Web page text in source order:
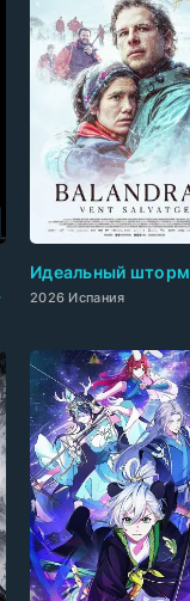
Идеальный шторм
2026 Испания